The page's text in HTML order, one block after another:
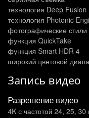
технология Deep Fusion
технология Photonic
фотографические стили
функция QuickTake
функция Smart HDR 4
широкий цветовой
Запись видео
Разрешение видео
4K с частотой 24, 25, 30